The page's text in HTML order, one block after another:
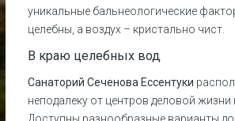
уникальные бальнеологические
целебны, а воздух – кристально чист.
В краю целебных вод
Санаторий Сеченова Ессентуки
неподалеку от центров деловой жизни
Доступны разнообразные варианты